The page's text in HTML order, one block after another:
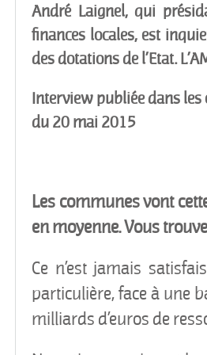
André Laignel, qui
finances locales, est
des dotations de l’Etat.
Interview publiée dans les
du 20 mai 2015
Les communes vont
en moyenne. Vous
Ce n’est jamais
particulière, face à une
milliards d’euros de